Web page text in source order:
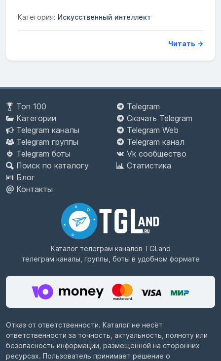
Категория: Искусственный интеллект
Читать →
Топ 100
Категории
Telegram каналы
Telegram группы
Telegram боты
Поиск по каталогу
Блог
Контакты
Telegram
Скачать Telegram
Telegram Web
Telegram канал
Vk сообщество
Статистика
Каталог телеграм каналов TGLand
телеграм каналы, группы, боты в удобном формате
Отказ от ответственности. Каталог не несёт
ответственности за точность, актуальность, полноту или
безопасность информации, размещённой на сторонних
ресурсах. Пользователь принимает решение о